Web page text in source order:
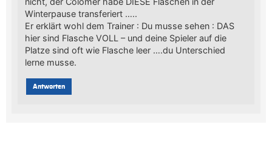
Winterpause transferiert …..
Er erklärt wohl dem Trainer : Du musse sehen : DAS
hier sind Flasche VOLL – und deine Spieler auf die
Platze sind oft wie Flasche leer ….du Unterschied
lerne musse.
Antworten